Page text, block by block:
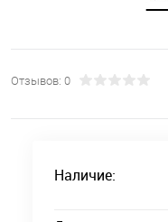
Отзывов: 0
Наличие: